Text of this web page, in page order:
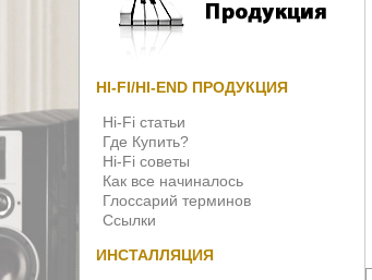
HI-FI/HI-END ПРОДУКЦИЯ
Hi-Fi статьи
Где Купить?
Hi-Fi советы
Как все начиналось
Глоссарий терминов
Ссылки
ИНСТАЛЛЯЦИЯ